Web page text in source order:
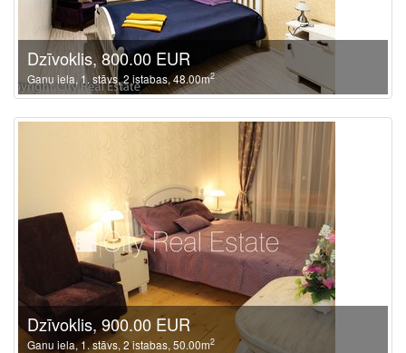
Dzīvoklis, 800.00 EUR
Ganu iela, 1. stāvs, 2 istabas, 48.00m2
Dzīvoklis, 900.00 EUR
Ganu iela, 1. stāvs, 2 istabas, 50.00m2